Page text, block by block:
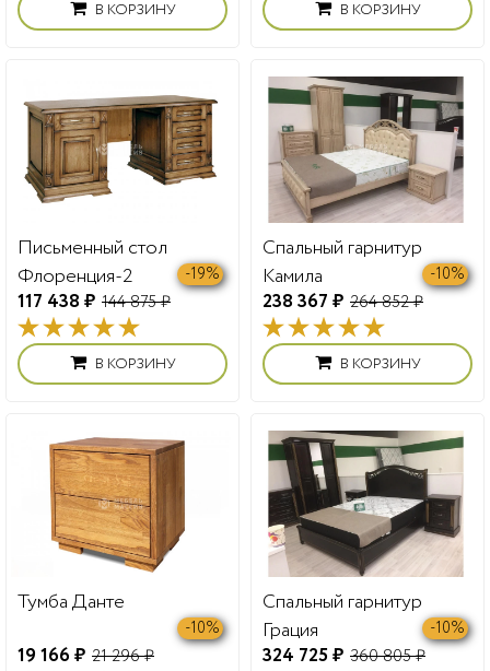
В КОРЗИНУ В КОРЗИНУ
Письменный стол
Флоренция-2
117 438 ₽ 144 875 ₽
-19%
В КОРЗИНУ
Спальный гарнитур
Камила
238 367 ₽ 264 852 ₽
-10%
В КОРЗИНУ
Тумба Данте
19 166 ₽ 21 296 ₽
-10%
Спальный гарнитур
Грация
324 725 ₽ 360 805 ₽
-10%